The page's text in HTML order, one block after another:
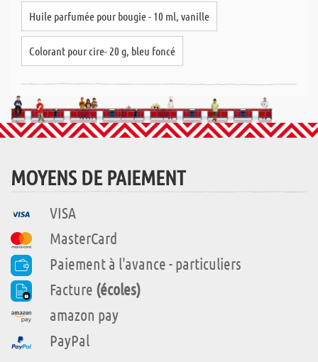
Huile parfumée pour bougie - 10 ml, vanille
Colorant pour cire- 20 g, bleu foncé
MOYENS DE PAIEMENT
VISA
MasterCard
Paiement à l'avance - particuliers
Facture (écoles)
amazon pay
PayPal